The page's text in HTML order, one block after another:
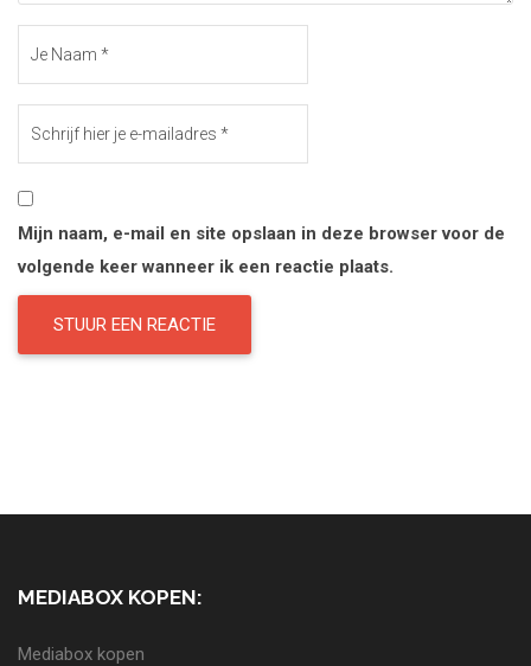
Mijn naam, e-mail en site opslaan in deze browser voor de
volgende keer wanneer ik een reactie plaats.
MEDIABOX KOPEN:
Mediabox kopen